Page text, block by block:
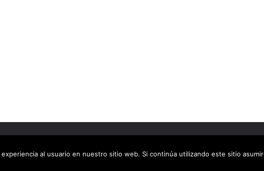
WordPress .al usuario en nuestro sitio web. Si continúa utilizando este sitio